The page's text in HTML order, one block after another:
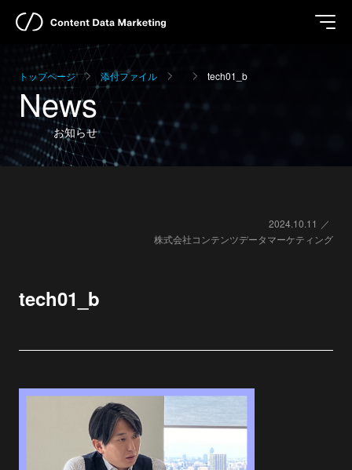
トップページ 添付ファイル tech01_b
News
お知らせ
2024.10.11
株式会社コンテンツデータマーケティング
tech01_b